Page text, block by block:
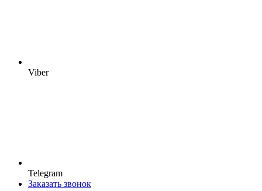
Viber
Telegram
Заказать звонок